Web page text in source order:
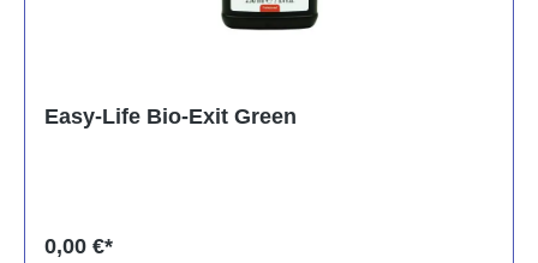
Easy-Life Bio-Exit Green
0,00 €*